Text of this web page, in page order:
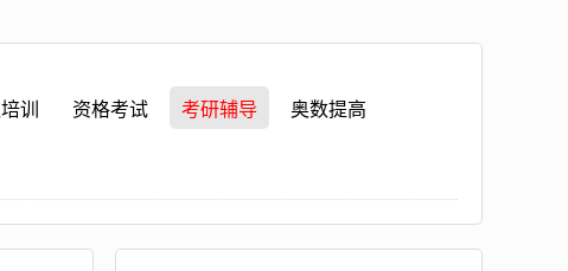
训 资格考试 考研辅导 奥数提高